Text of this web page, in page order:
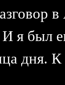
я был
дня. К